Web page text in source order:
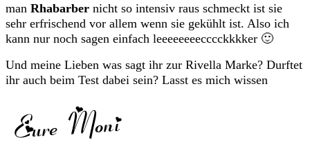
man Rhabarber nicht so intensiv raus schmeckt ist sie
sehr erfrischend vor allem wenn sie gekühlt ist. Also ich
kann nur noch sagen einfach leeeeeeeecccckkkker 🙂
Und meine Lieben was sagt ihr zur Rivella Marke? Durftet
ihr auch beim Test dabei sein? Lasst es mich wissen